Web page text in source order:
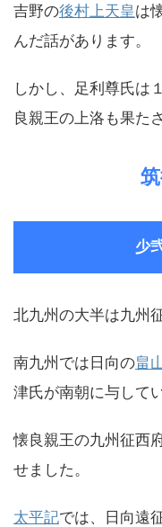
吉野の後村上天皇は
んだ話があります。
しかし、足利尊氏は
良親王の上洛も果た
少
北九州の大半は九州
南九州では日向の畠
津氏が南朝に与して
懐良親王の九州征西
せました。
太平記では、日向遠